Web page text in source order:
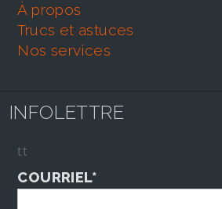
À propos
trucs et astuces
nos services
INFOLETTRE
tt
COURRIEL*